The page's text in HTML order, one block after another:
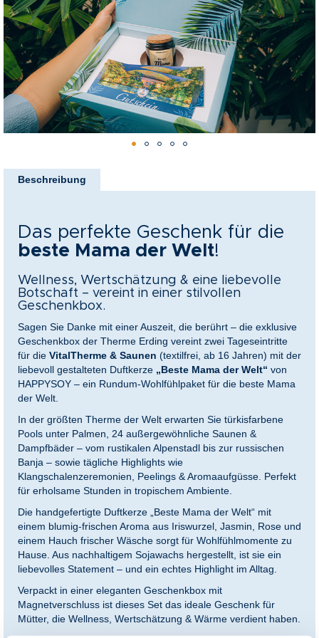
Bildergalerie
springen
Anfang
Beschreibung
Das perfekte Geschenk für die
beste Mama der Welt!
Wellness, Wertschätzung & eine liebevolle
Botschaft – vereint in einer stilvollen
Geschenkbox.
Sagen Sie Danke mit einer Auszeit, die berührt – die exklusive
Geschenkbox der Therme Erding vereint zwei Tageseintritte
für die VitalTherme & Saunen (textilfrei, ab 16 Jahren) mit der
liebevoll gestalteten Duftkerze „Beste Mama der Welt“ von
HAPPYSOY – ein Rundum-Wohlfühlpaket für die beste Mama
der Welt.
In der größten Therme der Welt erwarten Sie türkisfarbene
Pools unter Palmen, 24 außergewöhnliche Saunen &
Dampfbäder – vom rustikalen Alpenstadl bis zur russischen
Banja – sowie tägliche Highlights wie
Klangschalenzeremonien, Peelings & Aromaaufgüsse. Perfekt
für erholsame Stunden in tropischem Ambiente.
Die handgefertigte Duftkerze „Beste Mama der Welt“ mit
einem blumig-frischen Aroma aus Iriswurzel, Jasmin, Rose und
einem Hauch frischer Wäsche sorgt für Wohlfühlmomente zu
Hause. Aus nachhaltigem Sojawachs hergestellt, ist sie ein
liebevolles Statement – und ein echtes Highlight im Alltag.
Verpackt in einer eleganten Geschenkbox mit
Magnetverschluss ist dieses Set das ideale Geschenk für
Mütter, die Wellness, Wertschätzung & Wärme verdient haben.
für Paare
für Familien